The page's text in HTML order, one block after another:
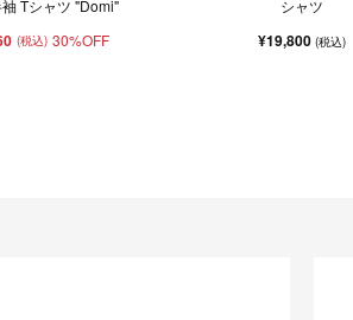
袖 Tシャツ "Domi"
(税込) 30%OFF
シャツ
¥19,800 (税込)